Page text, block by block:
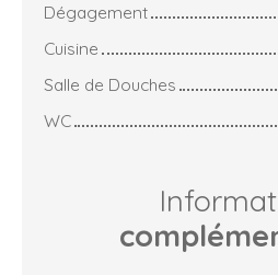
Dégagement
Cuisine
Salle de Douches
WC